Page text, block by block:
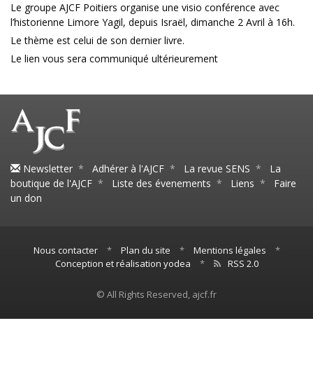
Le groupe AJCF Poitiers organise une visio conférence avec
l’historienne Limore Yagil, depuis Israël, dimanche 2 Avril à 16h.
Le thème est celui de son dernier livre.
Le lien vous sera communiqué ultérieurement
Newsletter * Adhérer à l'AJCF * La revue SENS * La
boutique de l'AJCF * Liste des évenements * Liens * Faire
un don
Nous contacter * Plan du site * Mentions légales
*
Conception et réalisation yodea
* RSS 2.0
© All Rights Reserved, ajcf.fr